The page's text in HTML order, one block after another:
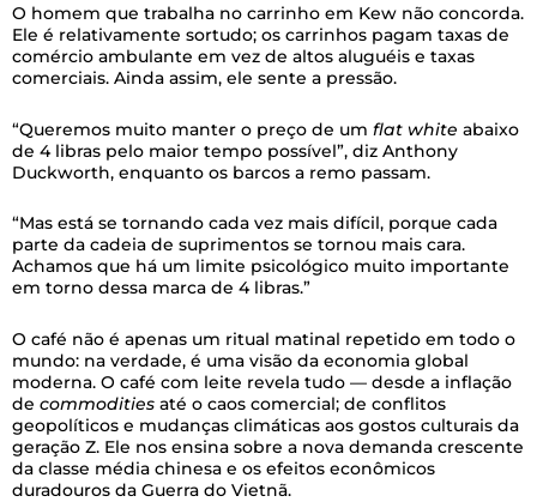
O homem que trabalha no carrinho em Kew não concorda.
Ele é relativamente sortudo; os carrinhos pagam taxas de
comércio ambulante em vez de altos aluguéis e taxas
comerciais. Ainda assim, ele sente a pressão.
“Queremos muito manter o preço de um flat white abaixo
de 4 libras pelo maior tempo possível”, diz Anthony
Duckworth, enquanto os barcos a remo passam.
“Mas está se tornando cada vez mais difícil, porque cada
parte da cadeia de suprimentos se tornou mais cara.
Achamos que há um limite psicológico muito importante
em torno dessa marca de 4 libras.”
O café não é apenas um ritual matinal repetido em todo o
mundo: na verdade, é uma visão da economia global
moderna. O café com leite revela tudo — desde a inflação
de commodities até o caos comercial; de conflitos
geopolíticos e mudanças climáticas aos gostos culturais da
geração Z. Ele nos ensina sobre a nova demanda crescente
da classe média chinesa e os efeitos econômicos
duradouros da Guerra do Vietnã.